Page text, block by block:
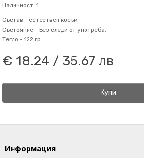
Наличност: 1
Състав - естествен косъм
Състояние - Без следи от употреба.
Тегло - 122 гр.
€ 18.24 / 35.67 лв
Купи
Информация